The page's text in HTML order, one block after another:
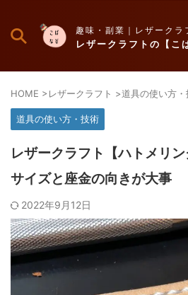
趣味・副業｜レザークラ
レザークラフトの【こ
HOME >レザークラフト >道具の使い方・
道具の使い方・技術
レザークラフト【ハトメリ
サイズと座金の向きが大事
2022年9月12日